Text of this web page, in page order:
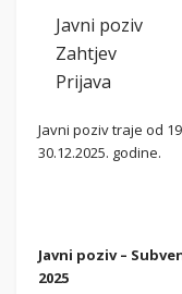
Javni poziv
Zahtjev
Prijava
Javni poziv traje od
30.12.2025. godine.
Javni poziv –
2025